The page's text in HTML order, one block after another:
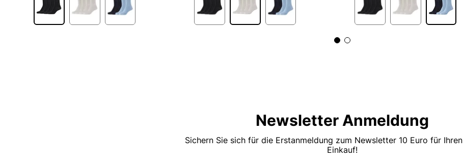
Newsletter Anmeldung
Sichern Sie sich für die Erstanmeldung zum Newsletter 10 Euro für
Einkauf!